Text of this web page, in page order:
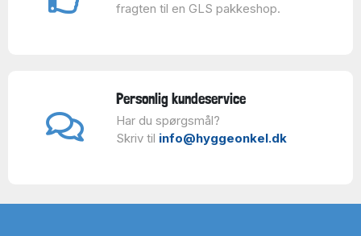
fragten til en GLS pakkeshop.
Personlig kundeservice
Har du spørgsmål?
Skriv til info@hyggeonkel.dk